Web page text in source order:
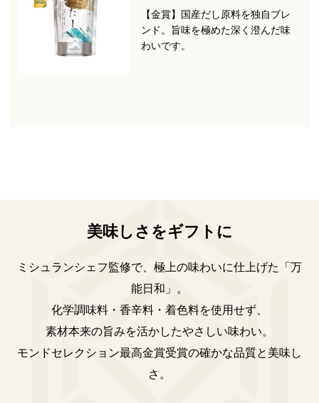
【金賞】国産だし原料を独自ブレ
ンド。旨味を極めた深く澄んだ味
わいです。
美味しさをギフトに
ミシュランシェフ監修で、極上の味わいに仕上げた「万
能日和」。
化学調味料・香辛料・着色料を使用せず、
素材本来の旨みを活かしたやさしい味わい。
モンドセレクション最高金賞受賞の確かな品質と美味し
さ。